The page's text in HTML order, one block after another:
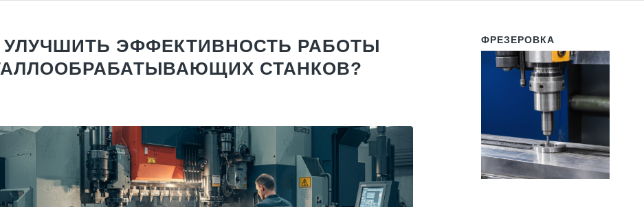
УЛУЧШИТЬ ЭФФЕКТИВНОСТЬ РАБОТЫ
СТАНКОВ?
ФРЕЗЕРОВКА